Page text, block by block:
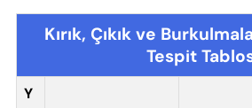
Kırık, Çıkık ve
Tespit
Y